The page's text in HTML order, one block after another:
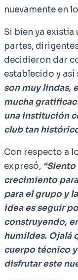
nuevamente en
Si bien ya
partes,
decidieron dar
establecido y así
son muy lindas,
mucha
una institución
club tan
Con respecto a
expresó,
crecimiento
para el grupo y
idea es seguir
construyendo,
humildes. Ojalá
cuerpo técnico
disfrutar este